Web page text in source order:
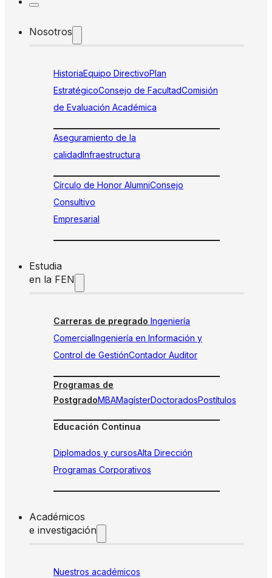
Nosotros
HistoriaEquipo DirectivoPlan
EstratégicoConsejo de FacultadComisión
de Evaluación Académica
Aseguramiento de la
calidadInfraestructura
Círculo de Honor AlumniConsejo
Consultivo
Empresarial
Estudia
en la FEN
Carreras de pregrado Ingeniería
ComercialIngeniería en Información y
Control de GestiónContador Auditor
Programas de
PostgradoMBAMagísterDoctoradosPostítulos
Educación Continua
Diplomados y cursosAlta Dirección
Programas Corporativos
Académicos
e investigación
Nuestros académicos